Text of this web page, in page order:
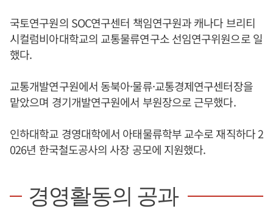
국토연구원의 SOC연구센터 책임연구원과 캐나다 브리티
시컬럼비아대학교의 교통물류연구소 선임연구위원으로 일
했다.
교통개발연구원에서 동북아·물류·교통경제연구센터장을
맡았으며 경기개발연구원에서 부원장으로 근무했다.
인하대학교 경영대학에서 아태물류학부 교수로 재직하다 2
026년 한국철도공사의 사장 공모에 지원했다.
경영활동의 공과